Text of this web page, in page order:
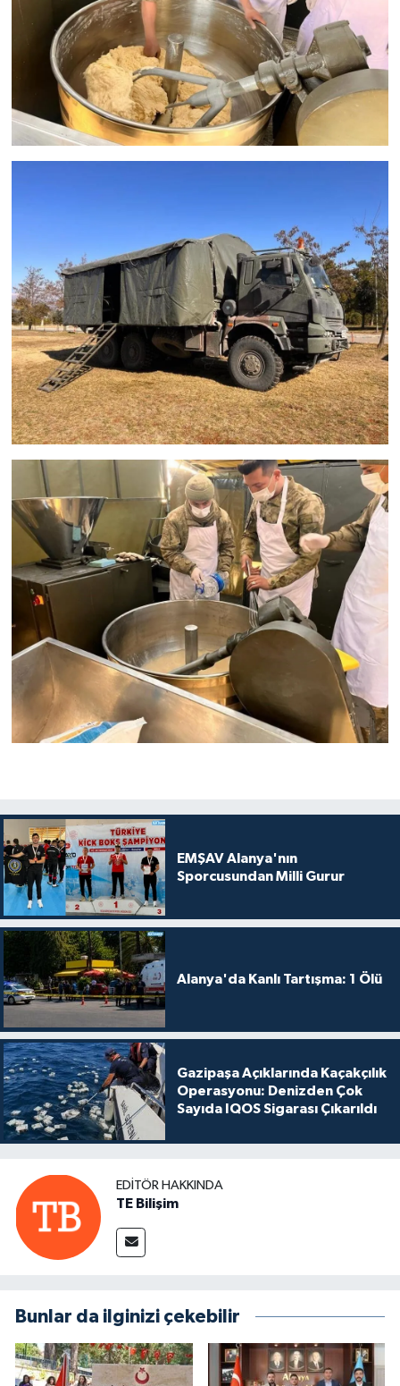
EMŞAV Alanya'nın
Sporcusundan Milli Gurur
Alanya'da Kanlı Tartışma: 1 Ölü
Gazipaşa Açıklarında Kaçakçılık
Operasyonu: Denizden Çok
Sayıda IQOS Sigarası Çıkarıldı
EDITÖR HAKKINDA
TE Bilişim
Bunlar da ilginizi çekebilir